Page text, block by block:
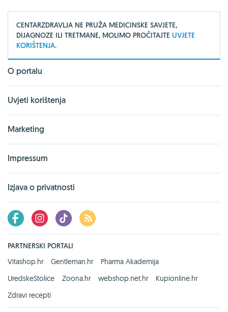
CENTARZDRAVLJA NE PRUŽA MEDICINSKE SAVJETE,
DIJAGNOZE ILI TRETMANE, MOLIMO PROČITAJTE UVJETE
KORIŠTENJA.
O portalu
Uvjeti korištenja
Marketing
Impressum
Izjava o privatnosti
PARTNERSKI PORTALI
Vitashop.hr
Gentleman.hr
Pharma Akademija
UredskeStolice
Zoona.hr webshop.net.hr
Kupionline.hr
Zdravi recepti